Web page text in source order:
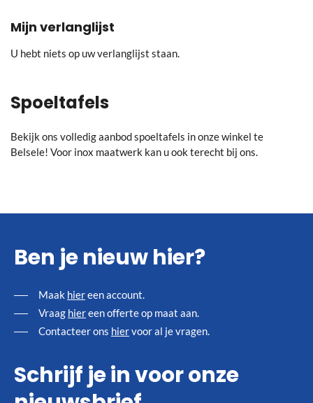
Mijn verlanglijst
U hebt niets op uw verlanglijst staan.
Spoeltafels
Bekijk ons volledig aanbod spoeltafels in onze winkel te
Belsele! Voor inox maatwerk kan u ook terecht bij ons.
Ben je nieuw hier?
Maak hiereen account.
Vraag hiereen offerte op maat aan.
Contacteer ons hiervoor al je vragen.
Schrijf je in voor onze